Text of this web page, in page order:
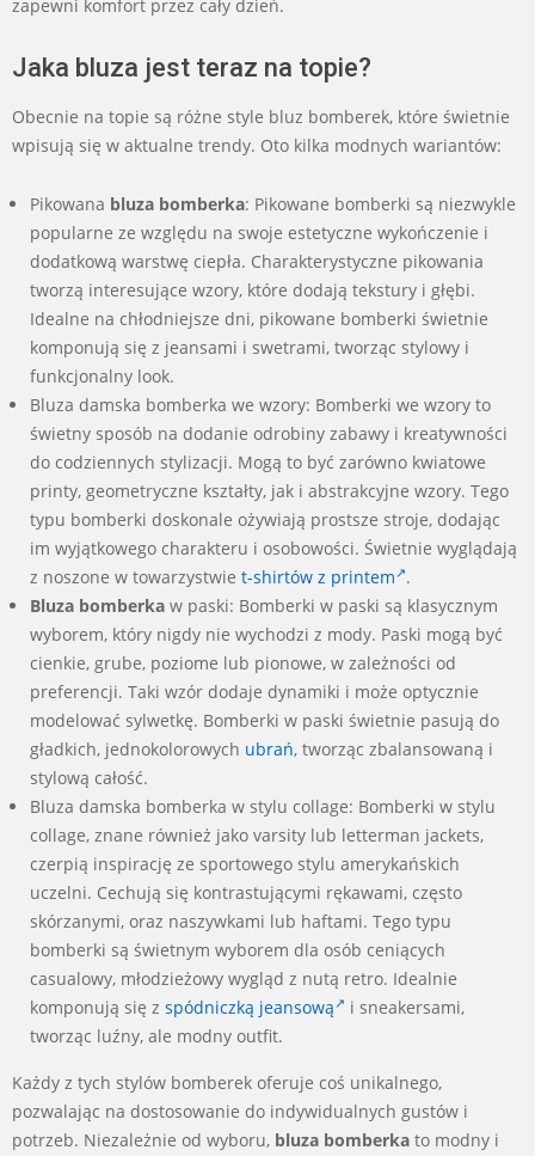
zapewni komfort przez cały dzień.
Jaka bluza jest teraz na topie?
Obecnie na topie są różne style bluz bomberek, które świetnie
wpisują się w aktualne trendy. Oto kilka modnych wariantów:
Pikowana bluza bomberka: Pikowane bomberki są niezwykle
popularne ze względu na swoje estetyczne wykończenie i
dodatkową warstwę ciepła. Charakterystyczne pikowania
tworzą interesujące wzory, które dodają tekstury i głębi.
Idealne na chłodniejsze dni, pikowane bomberki świetnie
komponują się z jeansami i swetrami, tworząc stylowy i
funkcjonalny look.
Bluza damska bomberka we wzory: Bomberki we wzory to
świetny sposób na dodanie odrobiny zabawy i kreatywności
do codziennych stylizacji. Mogą to być zarówno kwiatowe
printy, geometryczne kształty, jak i abstrakcyjne wzory. Tego
typu bomberki doskonale ożywiają prostsze stroje, dodając
im wyjątkowego charakteru i osobowości. Świetnie wyglądają
z noszone w towarzystwie t-shirtów z printem .
Bluza bomberka w paski: Bomberki w paski są klasycznym
wyborem, który nigdy nie wychodzi z mody. Paski mogą być
cienkie, grube, poziome lub pionowe, w zależności od
preferencji. Taki wzór dodaje dynamiki i może optycznie
modelować sylwetkę. Bomberki w paski świetnie pasują do
gładkich, jednokolorowych ubrań, tworząc zbalansowaną i
stylową całość.
Bluza damska bomberka w stylu collage: Bomberki w stylu
collage, znane również jako varsity lub letterman jackets,
czerpią inspirację ze sportowego stylu amerykańskich
uczelni. Cechują się kontrastującymi rękawami, często
skórzanymi, oraz naszywkami lub haftami. Tego typu
bomberki są świetnym wyborem dla osób ceniących
casualowy, młodzieżowy wygląd z nutą retro. Idealnie
komponują się z spódniczką jeansową
i sneakersami,
tworząc luźny, ale modny outfit.
Każdy z tych stylów bomberek oferuje coś unikalnego,
pozwalając na dostosowanie do indywidualnych gustów i
potrzeb. Niezależnie od wyboru, bluza bomberka to modny i